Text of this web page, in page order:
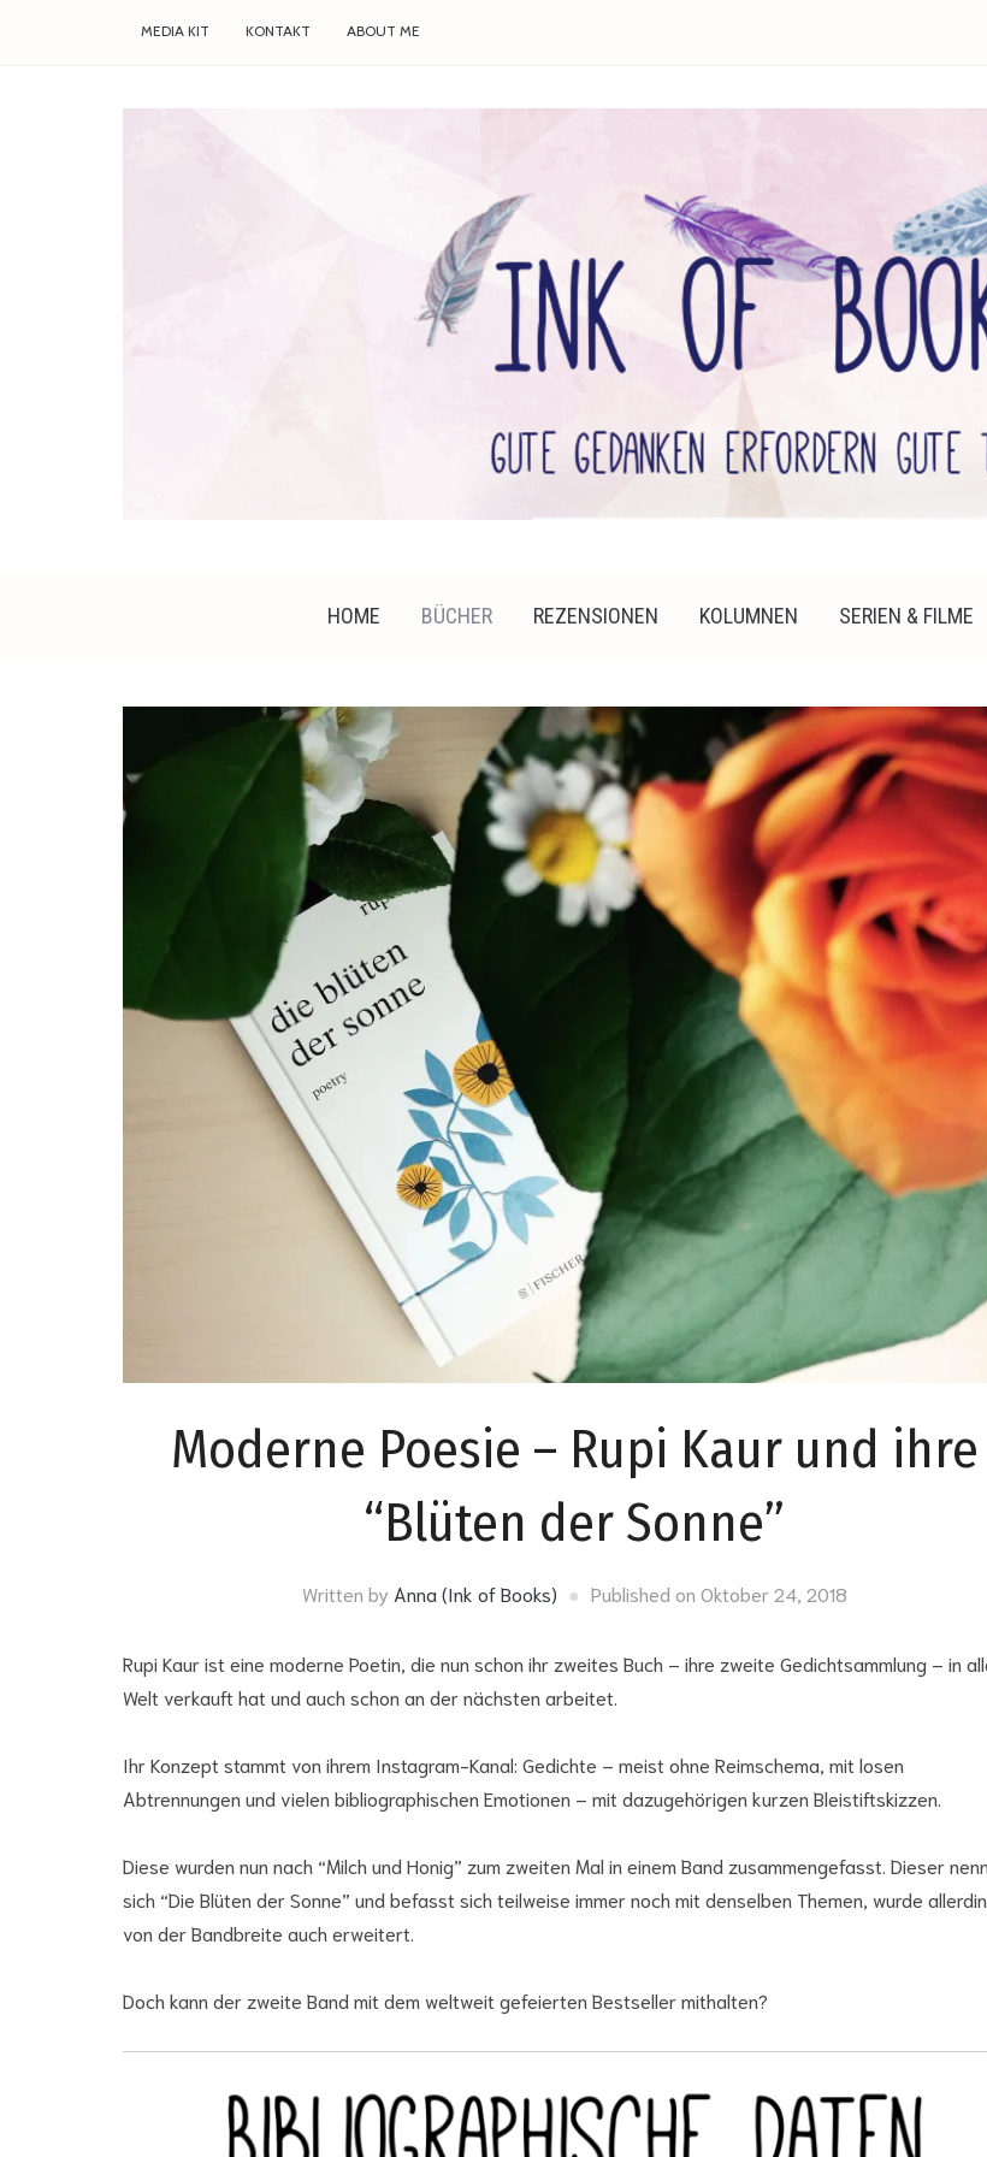
MEDIA KIT KONTAKT ABOUT ME
HOME BÜCHER REZENSIONEN KOLUMNEN SERIEN & FILME
Moderne Poesie – Rupi Kaur und ihre
“Blüten der Sonne”
Written by Anna (Ink of Books) Published on Oktober 24, 2018
Rupi Kaur ist eine moderne Poetin, die nun schon ihr zweites Buch – ihre zweite Gedichtsammlung – in
Welt verkauft hat und auch schon an der nächsten arbeitet.
Ihr Konzept stammt von ihrem Instagram-Kanal: Gedichte – meist ohne Reimschema, mit losen
Abtrennungen und vielen bibliographischen Emotionen – mit dazugehörigen kurzen Bleistiftskizzen.
Diese wurden nun nach “Milch und Honig” zum zweiten Mal in einem Band zusammengefasst. Dieser
sich “Die Blüten der Sonne” und befasst sich teilweise immer noch mit denselben Themen, wurde
von der Bandbreite auch erweitert.
Doch kann der zweite Band mit dem weltweit gefeierten Bestseller mithalten?